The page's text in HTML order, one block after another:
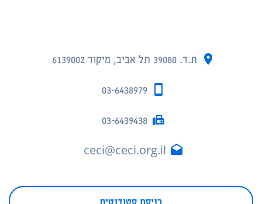
ת.ד. 39080 תל אביב, מיקוד 6139002
03-6438979
03-6439438
ceci@ceci.org.il
כניסת סטודנטים